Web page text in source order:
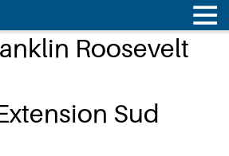
Roosevelt
Sud